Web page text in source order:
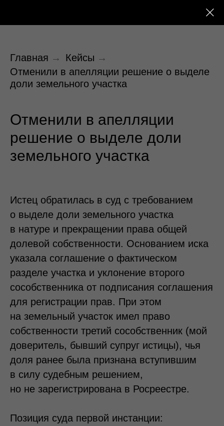
Главная → Кейсы →
Отменили в апелляции решение о выделе
доли земельного участка
Отменили в апелляции
решение о выделе доли
земельного участка
Истец обратилась в суд с требованием
о выделе доли земельного участка
в натуре и прекращении права общей
долевой собственности. Основанием иска
указала соглашение о фактическом
разделе участка и уклонение второго
сособственника от подписания соглашения
для регистрации прав. При этом
на земельный участок имел право
собственности третий сособственник (мой
доверитель, бывший супруг истицы), чья
доля ранее была признана вступившим
в силу судебным решением,
но не зарегистрирована в Росреестре.
Позиция суда первой инстанции: